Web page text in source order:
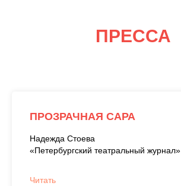
ПРЕССА
ПРОЗРАЧНАЯ САРА
Надежда Стоева
«Петербургский театральный журнал»
Читать